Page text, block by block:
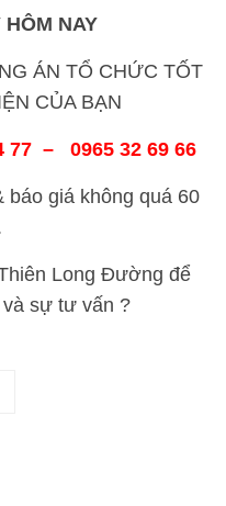
HÔM NAY
ÁN TỔ CHỨC TỐT
CỦA BẠN
77 – 0965 32 69 66
giá không quá 60
Long Đường để
sự tư vấn ?